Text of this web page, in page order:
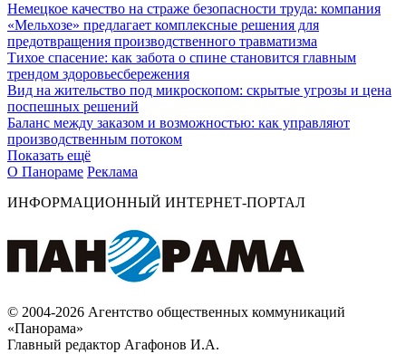
Немецкое качество на страже безопасности труда: компания
«Мельхозе» предлагает комплексные решения для
предотвращения производственного травматизма
Тихое спасение: как забота о спине становится главным
трендом здоровьесбережения
Вид на жительство под микроскопом: скрытые угрозы и цена
поспешных решений
Баланс между заказом и возможностью: как управляют
производственным потоком
Показать ещё
О Панораме Реклама
ИНФОРМАЦИОННЫЙ ИНТЕРНЕТ-ПОРТАЛ
© 2004-2026 Агентство общественных коммуникаций
«Панорама»
Главный редактор Агафонов И.А.